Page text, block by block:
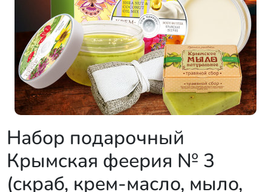
Набор подарочный
Крымская феерия № 3
(скраб, крем-масло, мыло,